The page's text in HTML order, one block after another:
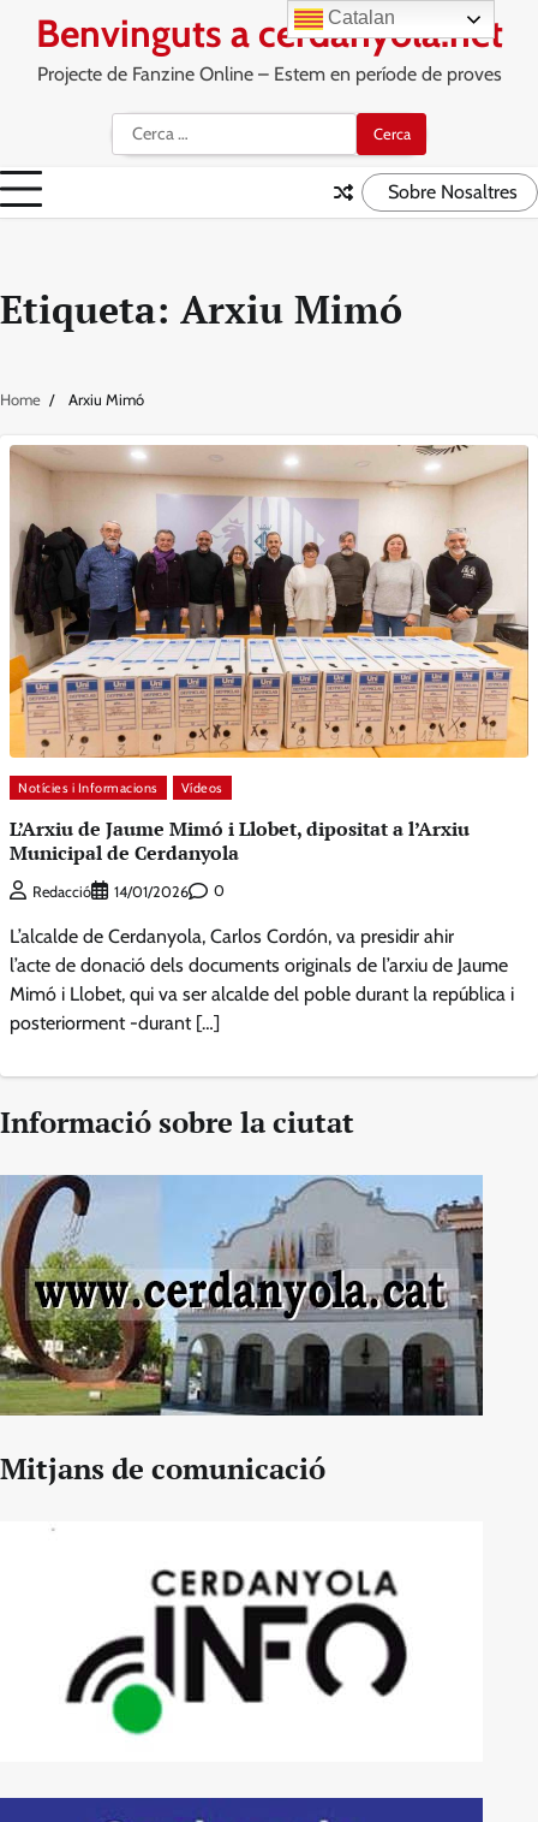
content
Benvinguts a cerdanyola.net
Projecte de Fanzine Online – Estem en període de proves
Cerca:
Sobre Nosaltres
Etiqueta: Arxiu Mimó
Home Arxiu Mimó
Notícies i Informacions Vídeos
L’Arxiu de Jaume Mimó i Llobet, dipositat a l’Arxiu
Municipal de Cerdanyola
Redacció 14/01/2026 0
L’alcalde de Cerdanyola, Carlos Cordón, va presidir ahir
l’acte de donació dels documents originals de l’arxiu de Jaume
Mimó i Llobet, qui va ser alcalde del poble durant la república i
posteriorment -durant […]
Informació sobre la ciutat
Mitjans de comunicació
Catalan